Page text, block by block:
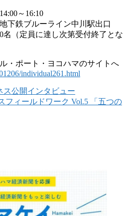
～16:10
鉄ブルーライン中川駅出口
名（定員に達し次第受付終了とな
・ポート・ヨコハマのサイトへ
individual261.html
公開インタビュー
ィールドワーク Vol.5 「五つの